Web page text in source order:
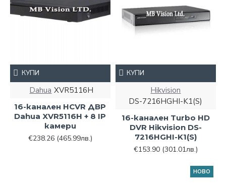
Dahua XVR5116H
16-канален HCVR ДВР
Dahua XVR5116H + 8 IP
камери
€238.26 (465.99лв.)
КУПИ
Hikvision
DS-7216HGHI-K1(S)
16-канален Turbo HD
DVR Hikvision DS-
7216HGHI-K1(S)
€153.90 (301.01лв.)
КУПИ
НОВО